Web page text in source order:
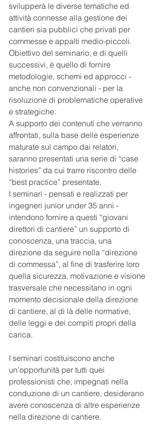
svilupperà le diverse tematiche ed
attività connesse alla gestione dei
cantieri sia pubblici che privati per
commesse e appalti medio-piccoli.
Obiettivo del seminario, e di quelli
successivi, è quello di fornire
metodologie, schemi ed approcci -
anche non convenzionali - per la
risoluzione di problematiche operative
e strategiche.
A supporto dei contenuti che verranno
affrontati, sulla base delle esperienze
maturate sul campo dai relatori,
saranno presentati una serie di “case
histories” da cui trarre riscontro delle
“best practice” presentate.
I seminari - pensati e realizzati per
ingegneri junior under 35 anni -
intendono fornire a questi “giovani
direttori di cantiere” un supporto di
conoscenza, una traccia, una
direzione da seguire nella “direzione
di commessa”, al fine di trasferire loro
quella sicurezza, motivazione e visione
trasversale che necessitano in ogni
momento decisionale della direzione
di cantiere, al di là delle normative,
delle leggi e dei compiti propri della
carica.
I seminari costituiscono anche
un’opportunità per tutti quei
professionisti che, impegnati nella
conduzione di un cantiere, desiderano
avere conoscenza di altre esperienze
nella direzione di cantiere.